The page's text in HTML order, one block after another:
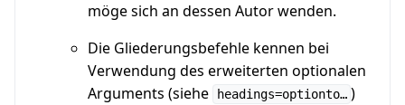
möge sich an dessen Autor wenden.
Die Gliederungsbefehle kennen bei
Verwendung des erweiterten optionalen
Arguments (siehe
headings=optionto… )